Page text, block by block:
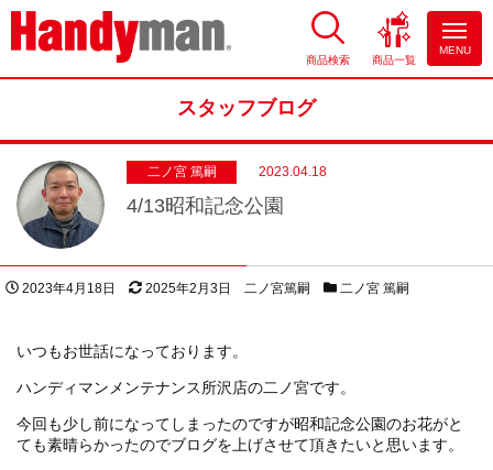
お風呂やキッチンのリフォーム
商品検索 商品一覧
MENU
スタッフブログ
二ノ宮 篤嗣 2023.04.18
4/13昭和記念公園
投稿日
2023年4月18日 更新日
2025年2月3日 著者
二ノ宮篤嗣 スタッフブログカテゴリー
二ノ宮 篤嗣
いつもお世話になっております。
ハンディマンメンテナンス所沢店の二ノ宮です。
今回も少し前になってしまったのですが昭和記念公園のお花がと
ても素晴らかったのでブログを上げさせて頂きたいと思います。